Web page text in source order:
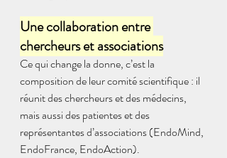
Une collaboration entre
chercheurs et associations
Ce qui change la donne, c’est la
composition de leur comité scientifique : il
réunit des chercheurs et des médecins,
mais aussi des patientes et des
représentantes d’associations (EndoMind,
EndoFrance, EndoAction).